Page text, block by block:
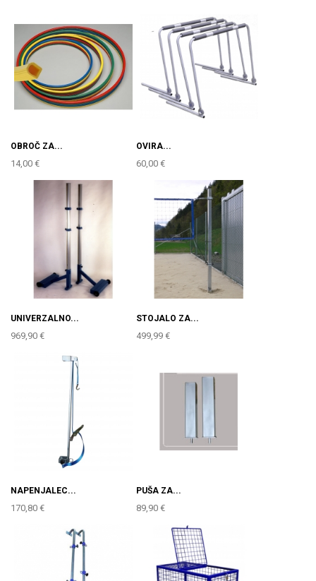
OBROČ ZA...
14,00 €
OVIRA...
60,00 €
UNIVERZALNO...
969,90 €
STOJALO ZA...
499,99 €
NAPENJALEC...
170,80 €
PUŠA ZA...
89,90 €